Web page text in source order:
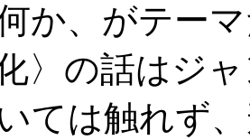
か、がテー
〉の話はジ
ては触れず